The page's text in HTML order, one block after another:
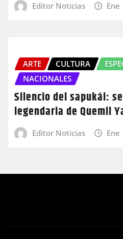
Editor Noticias Ene
ARTE CULTURA
NACIONALES
Silencio del sapukái:
legendaria de Quemil
Editor Noticias Ene